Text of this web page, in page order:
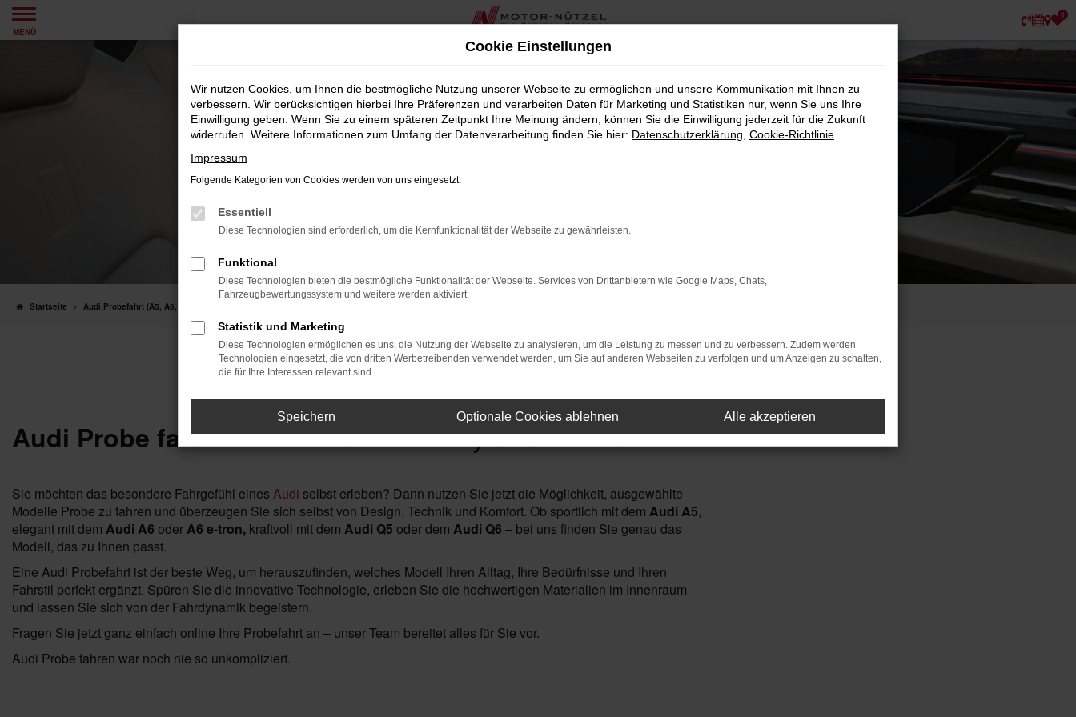
Zum
Hauptinhalt
MENÜ
0
Startseite Audi Probefahrt (A5, A6, A6 e-tron, Q5, Q6)
Audi Probe fahren– Erleben Sie Fahrdynamik hautnah
Sie möchten das besondere Fahrgefühl eines Audi selbst erleben? Dann nutzen Sie jetzt die Möglichkeit, ausgewählte
Modelle Probe zu fahren und überzeugen Sie sich selbst von Design, Technik und Komfort. Ob sportlich mit dem Audi A5,
elegant mit dem Audi A6 oderA6 e-tron, kraftvoll mit dem Audi Q5 oder dem Audi Q6 – bei uns finden Sie genau das
Modell, das zu Ihnen passt.
Eine Audi Probefahrt ist der beste Weg, um herauszufinden, welches Modell Ihren Alltag, Ihre Bedürfnisse und Ihren
Fahrstil perfekt ergänzt. Spüren Sie die innovative Technologie, erleben Sie die hochwertigen Materialien im Innenraum
und lassen Sie sich von der Fahrdynamik begeistern.
Fragen Sie jetzt ganz einfach online Ihre Probefahrt an – unser Team bereitet alles für Sie vor.
Audi Probe fahren war noch nie so unkompliziert.
Cookie Einstellungen
Wir nutzen Cookies, um Ihnen die bestmögliche Nutzung unserer Webseite zu ermöglichen und unsere Kommunikation mit Ihnen zu
verbessern. Wir berücksichtigen hierbei Ihre Präferenzen und verarbeiten Daten für Marketing und Statistiken nur, wenn Sie uns Ihre
Einwilligung geben. Wenn Sie zu einem späteren Zeitpunkt Ihre Meinung ändern, können Sie die Einwilligung jederzeit für die Zukunft
widerrufen. Weitere Informationen zum Umfang der Datenverarbeitung finden Sie hier: Datenschutzerklärung Cookie-Richtlinie
Impressum
Folgende Kategorien von Cookies werden von uns eingesetzt:
Essentiell
Diese Technologien sind erforderlich, um die Kernfunktionalität der Webseite zu gewährleisten.
Funktional
Diese Technologien bieten die bestmögliche Funktionalität der Webseite. Services von Drittanbietern wie Google Maps, Chats,
Fahrzeugbewertungssystem und weitere werden aktiviert.
Statistik und Marketing
Diese Technologien ermöglichen es uns, die Nutzung der Webseite zu analysieren, um die Leistung zu messen und zu verbessern. Zudem werden
Technologien eingesetzt, die von dritten Werbetreibenden verwendet werden, um Sie auf anderen Webseiten zu verfolgen und um Anzeigen zu schalten,
die für Ihre Interessen relevant sind.
Speichern Optionale Cookies ablehnen Alle akzeptieren